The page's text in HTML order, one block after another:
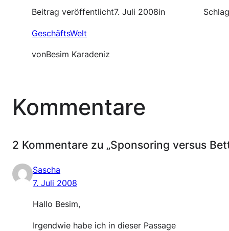
Beitrag veröffentlicht7. Juli 2008in
GeschäftsWelt
vonBesim Karadeniz
Kommentare
2 Kommentare zu „Sponsoring versus
Sascha
7. Juli 2008
Hallo Besim,
Irgendwie habe ich in dieser Passage